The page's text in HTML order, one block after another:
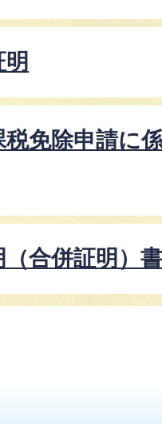
免除申請に
合併証明）